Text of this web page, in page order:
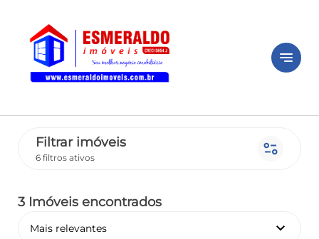
notes
Filtrar imóveis
6 filtros ativos page_info
3 Imóveis encontrados
Mais relevantes keyboard_arrow_down